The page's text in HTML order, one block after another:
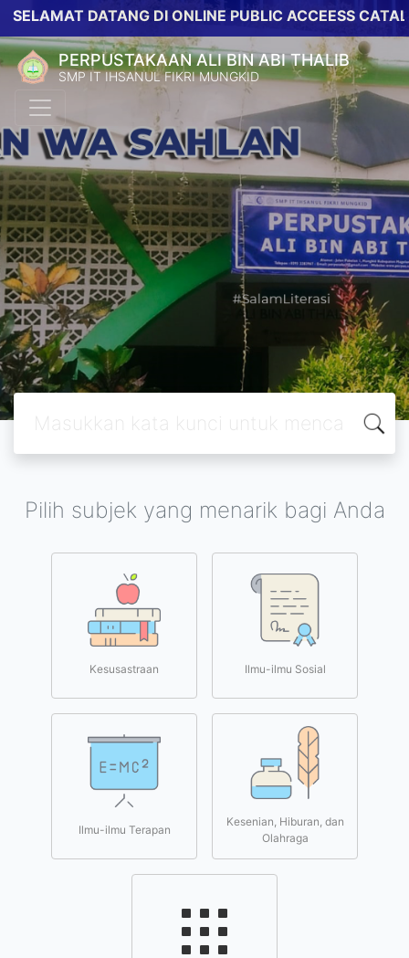
DATANG DI ONLINE PUBLIC ACCEESS
PERPUSTAKAAN ALI BIN ABI THALIB
SMP IT IHSANUL FIKRI MUNGKID
Pilih subjek yang menarik bagi Anda
Kesusastraan Ilmu-ilmu Sosial
Ilmu-ilmu Terapan
Kesenian, Hiburan, dan
Olahraga